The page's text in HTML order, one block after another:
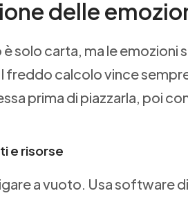
delle
è solo carta, ma le emozioni
freddo calcolo vince
prima di piazzarla, poi
e risorse
a vuoto. Usa software